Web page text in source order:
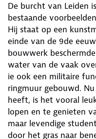
De burcht van Leiden
bestaande
Hij staat op een
einde van de 9de
bouwwerk
water van de vaak
ie ook een militaire
ringmuur gebouwd.
heeft, is het vooral
lopen en te genieten
maar levendige
door het gras naar